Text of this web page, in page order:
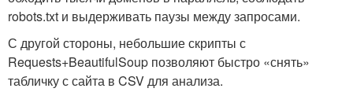
robots.txt и выдерживать паузы между запросами.
С другой стороны, небольшие скрипты с
Requests+BeautifulSoup позволяют быстро «снять»
табличку с сайта в CSV для анализа.